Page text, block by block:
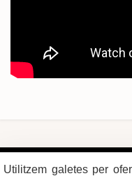
Utilitzem galetes per